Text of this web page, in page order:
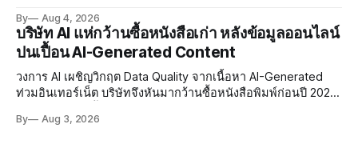
By Aug 4, 2026
บริษัท AI แห่กว้านซื้อหนังสือเก่า หลังข้อมูลออนไลน์
ปนเปื้อน AI-Generated Content
วงการ AI เผชิญวิกฤต Data Quality จากเนื้อหา AI-Generated
ท่วมอินเทอร์เน็ต บริษัทจึงหันมากว้านซื้อหนังสือพิมพ์ก่อนปี 2022
Poisoning ที่ซับซ้อน
By Aug 3, 2026